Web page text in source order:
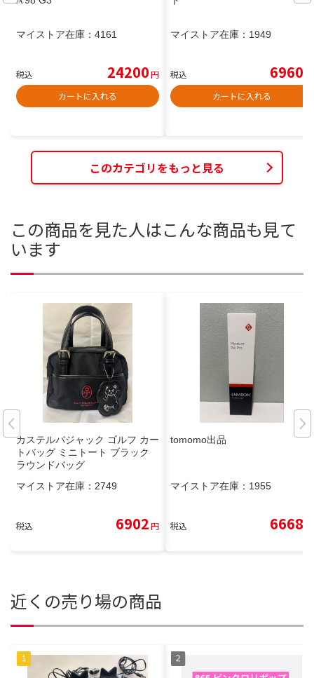
マイストア在庫： 4161
税込 24200円
カートに入れる
マイストア在庫： 1949
税込 6960
カートに入れる
このカテゴリをもっと見る
この商品を見た人はこんな商品も見て
います
カステルバジャック ゴルフ カー
トバッグ ミニトート ブラック
ラウンドバッグ
マイストア在庫： 2749
税込 6902円
tomomo出品
マイストア在庫： 1955
税込 6668
近くの売り場の商品